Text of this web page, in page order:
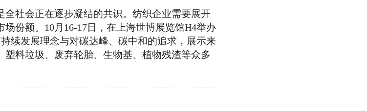
社会正在逐步凝结的共识。纺织企业需要展开
份额。10月16-17日，在上海世博展览馆H4举办
续发展理念与对碳达峰、碳中和的追求，展示来
料垃圾、废弃轮胎、生物基、植物残渣等众多